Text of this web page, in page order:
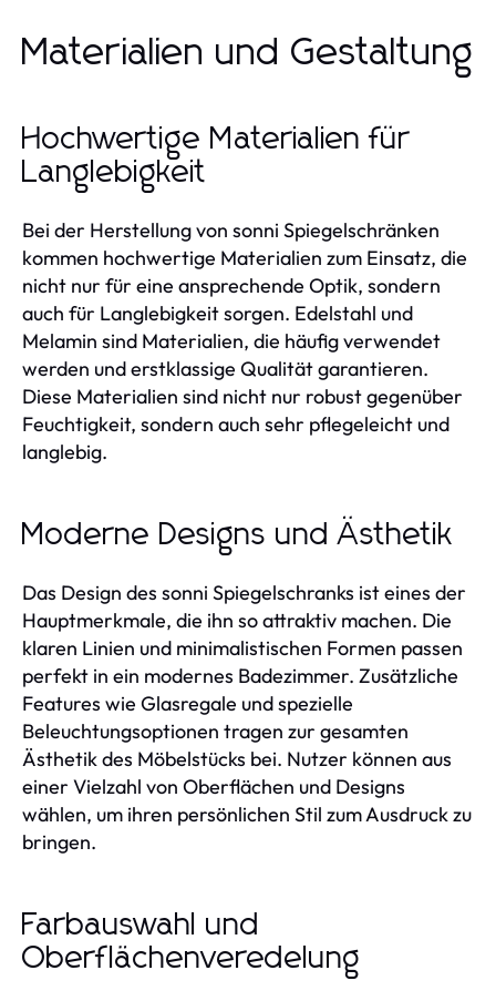
Materialien und Gestaltung
Hochwertige Materialien für
Langlebigkeit
Bei der Herstellung von sonni Spiegelschränken
kommen hochwertige Materialien zum Einsatz, die
nicht nur für eine ansprechende Optik, sondern
auch für Langlebigkeit sorgen. Edelstahl und
Melamin sind Materialien, die häufig verwendet
werden und erstklassige Qualität garantieren.
Diese Materialien sind nicht nur robust gegenüber
Feuchtigkeit, sondern auch sehr pflegeleicht und
langlebig.
Moderne Designs und Ästhetik
Das Design des sonni Spiegelschranks ist eines der
Hauptmerkmale, die ihn so attraktiv machen. Die
klaren Linien und minimalistischen Formen passen
perfekt in ein modernes Badezimmer. Zusätzliche
Features wie Glasregale und spezielle
Beleuchtungsoptionen tragen zur gesamten
Ästhetik des Möbelstücks bei. Nutzer können aus
einer Vielzahl von Oberflächen und Designs
wählen, um ihren persönlichen Stil zum Ausdruck zu
bringen.
Farbauswahl und
Oberflächenveredelung